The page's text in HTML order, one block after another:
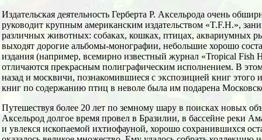
Издательская деятельность Герберта Р. Аксельрода очень
руководит крупным американским издательством «T.F.H.»,
различных животных: собаках, кошках, птицах, аквариумных
выходят дорогие альбомы-монографии, небольшие хорошо
издания (например, всемирно известный журнал «Tropical Fish
отличаются прекрасным полиграфическим исполнением. В этом
назад и москвичи, познакомившиеся с экспозицией книг этого
книг по содержанию птиц в неволе была им подарена
Путешествуя более 20 лет по земному шару в поисках новых
Аксельрод долгое время провел в Бразилии, в бассейне реки
и увлекся ископаемой ихтиофауной, хорошо сохранившихся